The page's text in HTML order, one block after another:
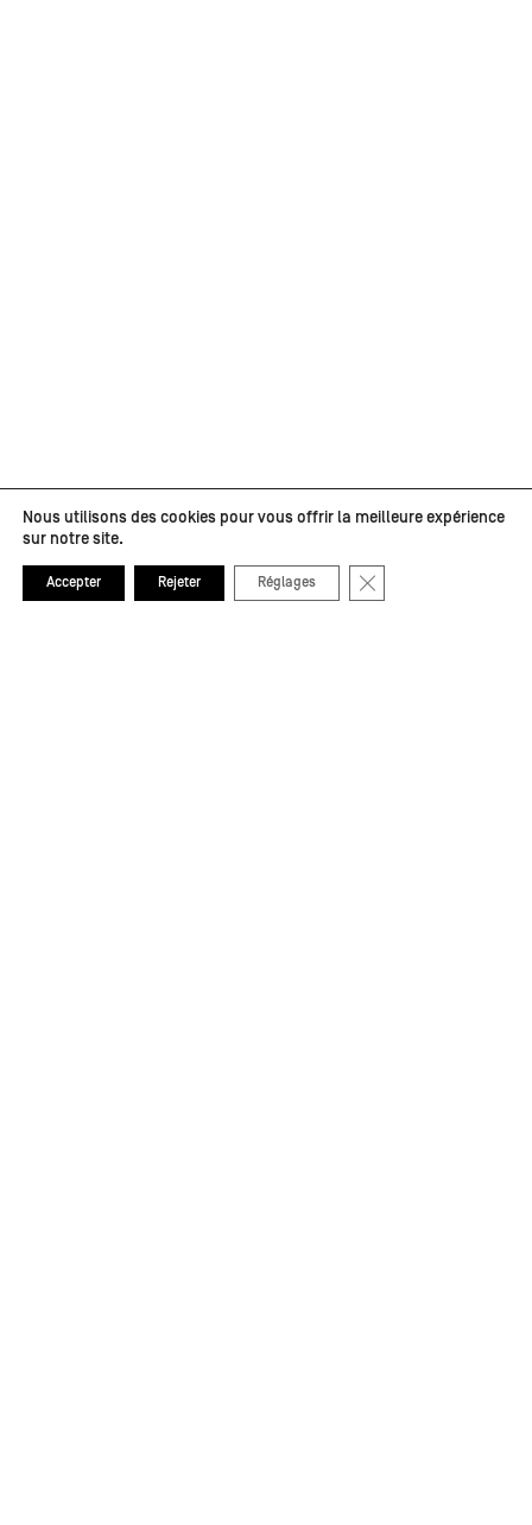
Nous utilisons des cookies pour vous offrir la meilleure expérience
sur notre site.
Accepter Rejeter Réglages Fermer la bannière